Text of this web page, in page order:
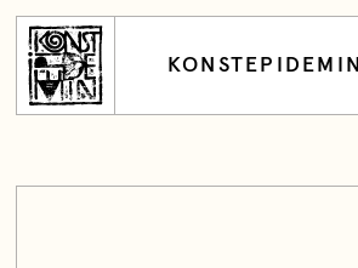
KONSTEPIDEMIN